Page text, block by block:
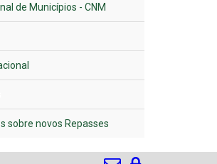
de Municípios - CNM
sobre novos Repasses